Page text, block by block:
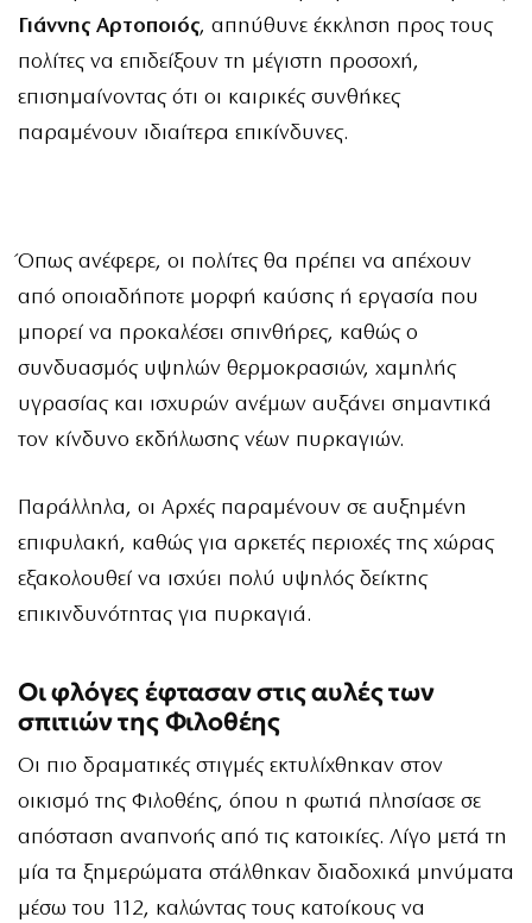
Γιάννης Αρτοποιός, απηύθυνε έκκληση προς τους
πολίτες να επιδείξουν τη μέγιστη προσοχή,
επισημαίνοντας ότι οι καιρικές συνθήκες
παραμένουν ιδιαίτερα επικίνδυνες.
Όπως ανέφερε, οι πολίτες θα πρέπει να απέχουν
από οποιαδήποτε μορφή καύσης ή εργασία που
μπορεί να προκαλέσει σπινθήρες, καθώς ο
συνδυασμός υψηλών θερμοκρασιών, χαμηλής
υγρασίας και ισχυρών ανέμων αυξάνει σημαντικά
τον κίνδυνο εκδήλωσης νέων πυρκαγιών.
Παράλληλα, οι Αρχές παραμένουν σε αυξημένη
επιφυλακή, καθώς για αρκετές περιοχές της χώρας
εξακολουθεί να ισχύει πολύ υψηλός δείκτης
επικινδυνότητας για πυρκαγιά.
Οι φλόγες έφτασαν στις αυλές των
σπιτιών της Φιλοθέης
Οι πιο δραματικές στιγμές εκτυλίχθηκαν στον
οικισμό της Φιλοθέης, όπου η φωτιά πλησίασε σε
απόσταση αναπνοής από τις κατοικίες. Λίγο μετά τη
μία τα ξημερώματα στάλθηκαν διαδοχικά μηνύματα
μέσω του 112, καλώντας τους κατοίκους να